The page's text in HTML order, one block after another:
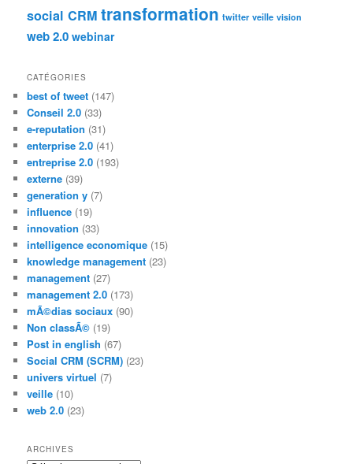
social CRM transformation twitter veille vision
web 2.0 webinar
CATÉGORIES
best of tweet (147)
Conseil 2.0 (33)
e-reputation (31)
enterprise 2.0 (41)
entreprise 2.0 (193)
externe (39)
generation y (7)
influence (19)
innovation (33)
intelligence economique (15)
knowledge management (23)
management (27)
management 2.0 (173)
mÃ©dias sociaux (90)
Non classÃ© (19)
Post in english (67)
Social CRM (SCRM) (23)
univers virtuel (7)
veille (10)
web 2.0 (23)
ARCHIVES